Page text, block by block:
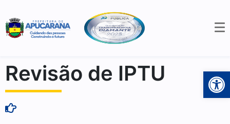
Revisão de IPTU